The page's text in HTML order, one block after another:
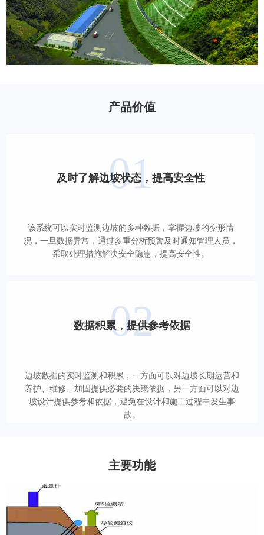
产品价值
01
及时了解边坡状态，提高安全性
该系统可以实时监测边坡的多种数据，掌握边坡的变形情
况，一旦数据异常，通过多重分析预警及时通知管理人员，
采取处理措施解决安全隐患，提高安全性。
02
数据积累，提供参考依据
边坡数据的实时监测和积累，一方面可以对边坡长期运营和
养护、维修、加固提供必要的决策依据，另一方面可以对边
坡设计提供参考和依据，避免在设计和施工过程中发生事
故。
主要功能